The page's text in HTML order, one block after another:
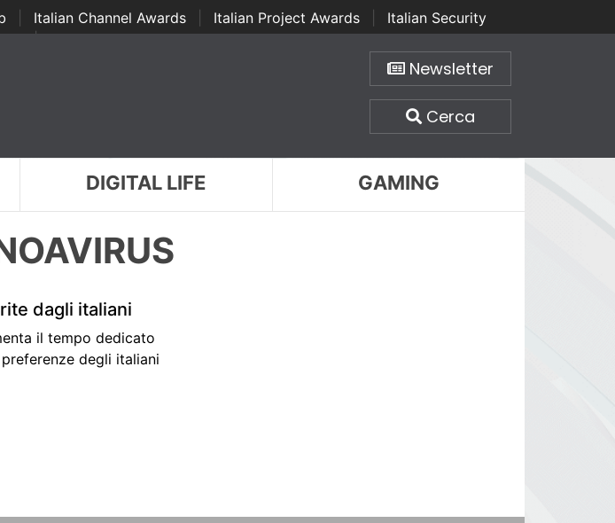
Italian Channel Awards Italian Project Awards
Italian Security
| ...
Newsletter
Cerca
DIGITAL LIFE GAMING
dagli italiani
il tempo dedicato
degli italiani